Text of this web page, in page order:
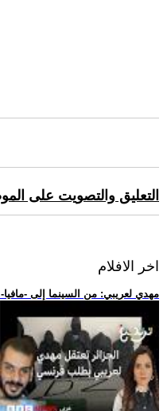
التعليق والتصويت على
اخر الافلام
.. مهدي لعريبي: من السينما إلى -